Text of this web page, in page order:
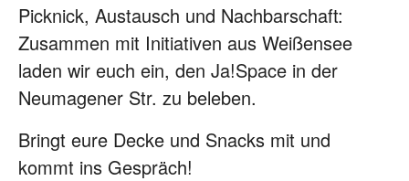
Picknick, Austausch und Nachbarschaft:
Zusammen mit Initiativen aus Weißensee
laden wir euch ein, den Ja!Space in der
Neumagener Str. zu beleben.
Bringt eure Decke und Snacks mit und
kommt ins Gespräch!